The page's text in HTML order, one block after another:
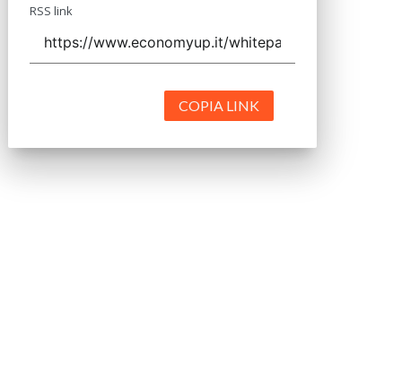
RSS link
COPIA LINK